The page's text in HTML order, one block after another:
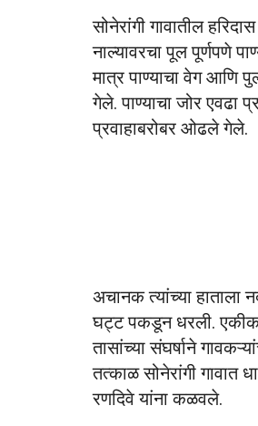
सोनेरांगी गावातील
नाल्यावरचा पूल पूर्णपणे
मात्र पाण्याचा वेग आणि
गेले. पाण्याचा जोर एवढा
प्रवाहाबरोबर ओढले गेले.
अचानक त्यांच्या हाताला
घट्ट पकडून धरली.
तासांच्या संघर्षाने
तत्काळ सोनेरांगी गावात
रणदिवे यांना कळवले.